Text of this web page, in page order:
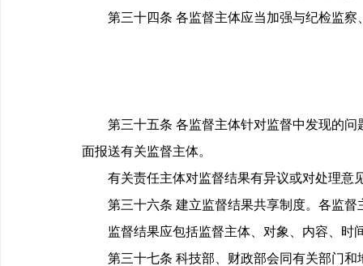
第三十四条 各监督主体应当加强与纪检监察
第三十五条 各监督主体针对监督中发现的问
面报送有关监督主体。
有关责任主体对监督结果有异议或对处理意
第三十六条 建立监督结果共享制度。各监督
监督结果应包括监督主体、对象、内容、时
第三十七条 科技部、财政部会同有关部门和